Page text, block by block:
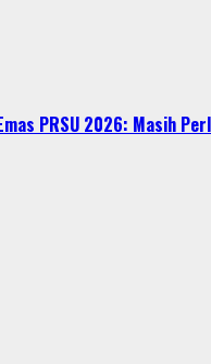
PRSU 2026: Masih